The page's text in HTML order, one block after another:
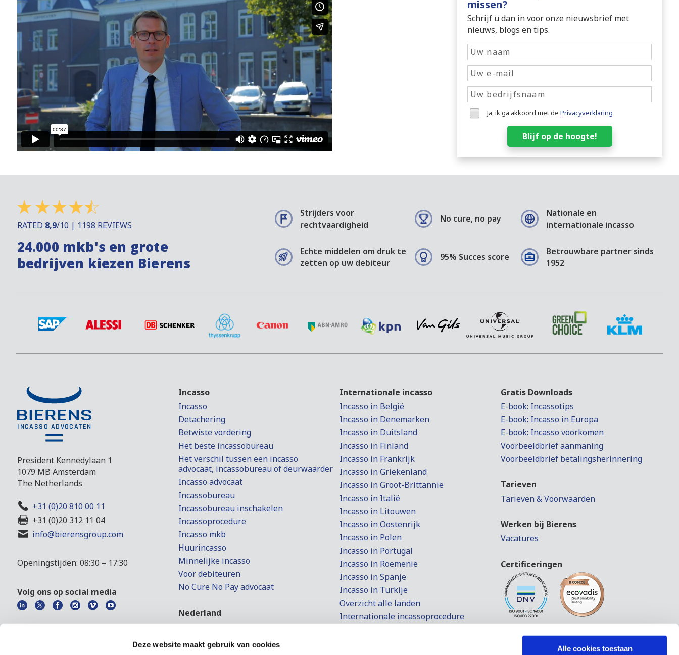
Deze website maakt gebruik van cookies Alle cookies toestaan
missen?
Schrijf u dan in voor onze nieuwsbrief met
nieuws, blogs en tips.
Ja, ik ga akkoord met de Privacyverklaring
Blijf op de hoogte!
RATED 8,9/10 | 1198 REVIEWS
24.000 mkb's en grote
bedrijven kiezen Bierens
Strijders voor
rechtvaardigheid
No cure, no pay
Nationale en
internationale incasso
Echte middelen om druk te
zetten op uw debiteur
95% Succes score
Betrouwbare partner sinds
1952
President Kennedylaan 1
1079 MB Amsterdam
The Netherlands
+31 (0)20 810 00 11
+31 (0)20 312 11 04
info@bierensgroup.com
Openingstijden: 08:30 – 17:30
Volg ons op social media
Incasso
Incasso
Detachering
Betwiste vordering
Het beste incassobureau
Het verschil tussen een incasso
advocaat, incassobureau of deurwaarder
Incasso advocaat
Incassobureau
Incassobureau inschakelen
Incassoprocedure
Incasso mkb
Huurincasso
Minnelijke incasso
Voor debiteuren
No Cure No Pay advocaat
Nederland
Incasso in Nederland
Faillissementsaanvraag
Internationale incasso
Incasso in België
Incasso in Denemarken
Incasso in Duitsland
Incasso in Finland
Incasso in Frankrijk
Incasso in Griekenland
Incasso in Groot-Brittannië
Incasso in Italië
Incasso in Litouwen
Incasso in Oostenrijk
Incasso in Polen
Incasso in Portugal
Incasso in Roemenië
Incasso in Spanje
Incasso in Turkije
Overzicht alle landen
Internationale incassoprocedure
Gratis Downloads
E-book: Incassotips
E-book: Incasso in Europa
E-book: Incasso voorkomen
Voorbeeldbrief aanmaning
Voorbeeldbrief betalingsherinnering
Tarieven
Tarieven & Voorwaarden
Werken bij Bierens
Vacatures
Certificeringen